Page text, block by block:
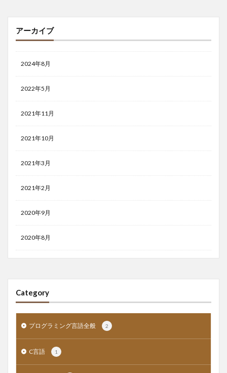
アーカイブ
2024年8月
2022年5月
2021年11月
2021年10月
2021年3月
2021年2月
2020年9月
2020年8月
Category
プログラミング言語全般 2
C言語 1